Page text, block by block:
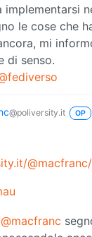
implementarsi
le cose che
mi
di senso.
@poliversity.it OP
@macfranc